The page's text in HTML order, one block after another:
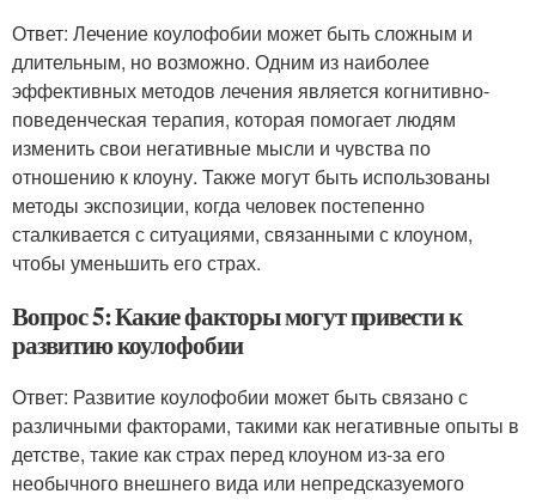
Ответ: Лечение коулофобии может быть сложным и
длительным, но возможно. Одним из наиболее
эффективных методов лечения является когнитивно-
поведенческая терапия, которая помогает людям
изменить свои негативные мысли и чувства по
отношению к клоуну. Также могут быть использованы
методы экспозиции, когда человек постепенно
сталкивается с ситуациями, связанными с клоуном,
чтобы уменьшить его страх.
Вопрос 5: Какие факторы могут привести к
развитию коулофобии
Ответ: Развитие коулофобии может быть связано с
различными факторами, такими как негативные опыты в
детстве, такие как страх перед клоуном из-за его
необычного внешнего вида или непредсказуемого